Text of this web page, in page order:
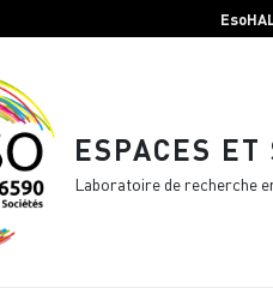
ESPACES ET
Laboratoire de recherche